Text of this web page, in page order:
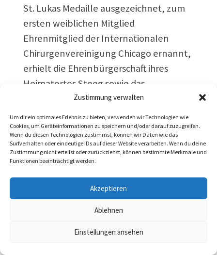
Zustimmung verwalten
Um dir ein optimales Erlebnis zu bieten, verwenden wir Technologien wie
Cookies, um Geräteinformationen zu speichern und/oder darauf zuzugreifen.
Wenn du diesen Technologien zustimmst, können wir Daten wie das
Surfverhalten oder eindeutige IDs auf dieser Website verarbeiten. Wenn du deine
Zustimmung nicht erteilst oder zurückziehst, können bestimmte Merkmale und
Funktionen beeinträchtigt werden.
Akzeptieren
Ablehnen
Einstellungen ansehen
St. Lukas Medaille ausgezeichnet, zum
ersten weiblichen Mitglied
Ehrenmitglied der Internationalen
Chirurgenvereinigung Chicago ernannt,
erhielt die Ehrenbürgerschaft ihres
Heimatortes Steeg sowie das
Ehrenzeichen der Stadt Hall.
Höhepunkte waren sicherlich die